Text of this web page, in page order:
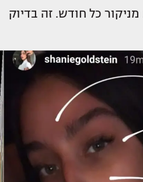
כל חודש. זה בדיוק